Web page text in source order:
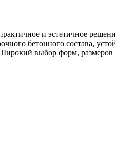
и эстетичное
бетонного состава,
выбор форм,